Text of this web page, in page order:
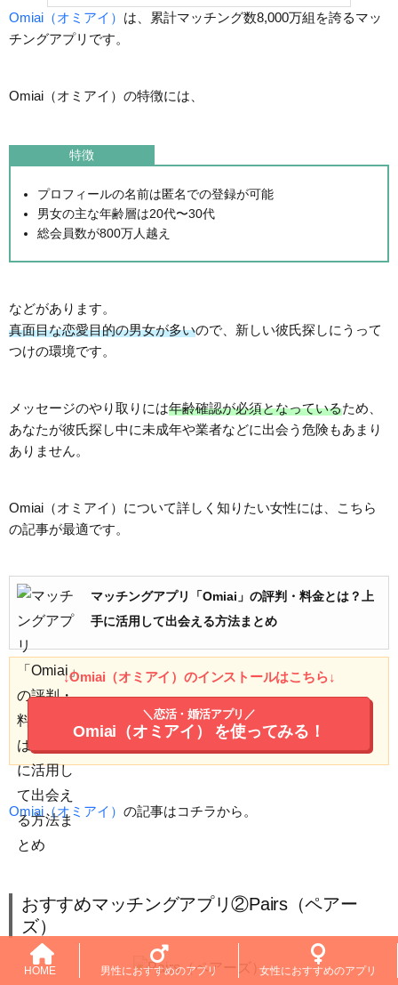
HOME 男性におすすめのアプリ 女性におすすめのアプリ
Omiai（オミアイ） は、累計マッチング数8,000万組を誇るマッ
チングアプリです。
Omiai（オミアイ）の特徴には、
特徴
プロフィールの名前は匿名での登録が可能
男女の主な年齢層は20代〜30代
総会員数が800万人越え
などがあります。
真面目な恋愛目的の男女が多いので、新しい彼氏探しにうって
つけの環境です。
メッセージのやり取りには年齢確認が必須となっているため、
あなたが彼氏探し中に未成年や業者などに出会う危険もあまり
ありません。
Omiai（オミアイ）について詳しく知りたい女性には、こちら
の記事が最適です。
マッチングアプリ「Omiai」の評判・料金とは？上
手に活用して出会える方法まとめ
↓Omiai（オミアイ）のインストールはこちら↓
＼恋活・婚活アプリ／
Omiai（オミアイ） を使ってみる！
Omiai（オミアイ） の記事はコチラから。
おすすめマッチングアプリ②Pairs（ペアー
ズ）